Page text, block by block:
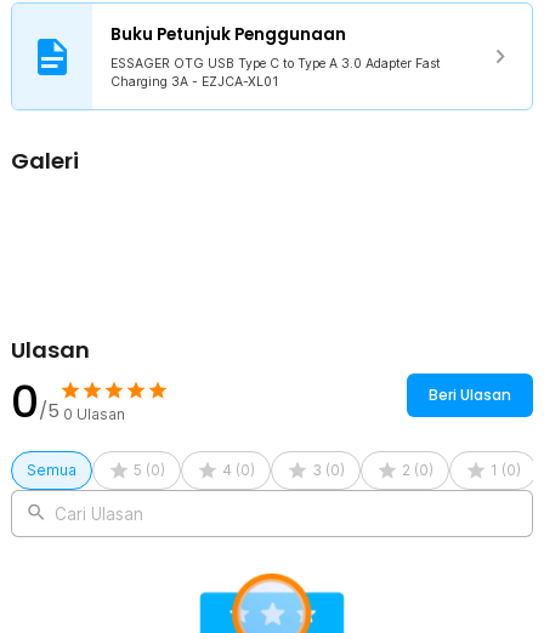
daya cepat atau fast charging dengan arus pengisian daya yang
diberikan pun relatif tinggi, yakni 3 A. Kini Anda bisa menggunakan
OTG mengisi daya dengan arus optimal.
Ukuran Mini Mudah Dibawa
OTG hadir dengan ukuran yang mini. Ukurannya yang mini akan
bisa menggunakan OTG ini di mana saja dan kapan saja.
Buku Petunjuk Penggunaan
ESSAGER OTG USB Type C to Type A 3.0 Adapter Fast
Charging 3A - EZJCA-XL01
Galeri
Ulasan
0/5 0 Ulasan
Beri Ulasan
Semua 5 (0) 4 (0) 3 (0) 2 (0) 1 (0)
Cari Ulasan